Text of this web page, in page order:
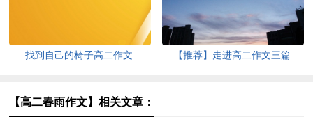
找到自己的椅子高二作文 【推荐】走进高二作文三篇
【高二春雨作文】相关文章：